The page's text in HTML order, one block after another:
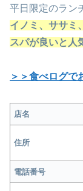
平日限定のラン
イノミ、ササミ
スパが良いと人
＞＞食べログで
店名
住所
電話番号